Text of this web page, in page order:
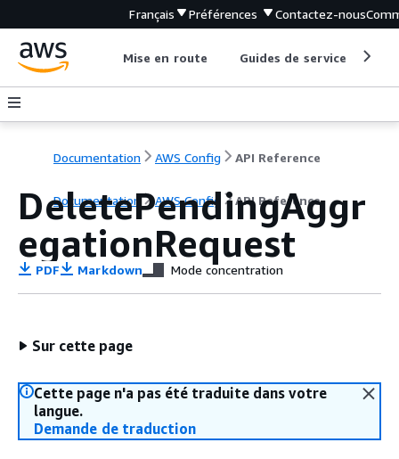
Français Préférences Contactez-nous
Mise en route Guides de service
Documentation AWS Config API Reference
Documentation AWS Config API Reference
DeletePendingAggr
egationRequest
PDF Markdown Mode concentration
Sur cette page
Cette page n'a pas été traduite dans votre
langue.
Demande de traduction